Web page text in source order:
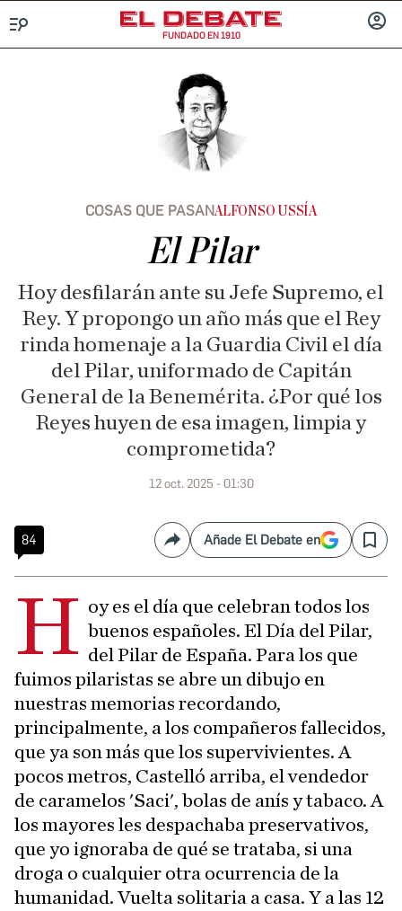
FUNDADO EN 1910
COSAS QUE PASANALFONSO USSÍA
El Pilar
Hoy desfilarán ante su Jefe Supremo, el
Rey. Y propongo un año más que el Rey
rinda homenaje a la Guardia Civil el día
del Pilar, uniformado de Capitán
General de la Benemérita. ¿Por qué los
Reyes huyen de esa imagen, limpia y
comprometida?
12 oct. 2025 - 01:30
84 CompartirAñade El Debate en Save
H oy es el día que celebran todos los
buenos españoles. El Día del Pilar,
del Pilar de España. Para los que
fuimos pilaristas se abre un dibujo en
nuestras memorias recordando,
principalmente, a los compañeros fallecidos,
que ya son más que los supervivientes. A
pocos metros, Castelló arriba, el vendedor
de caramelos 'Saci', bolas de anís y tabaco. A
los mayores les despachaba preservativos,
que yo ignoraba de qué se trataba, si una
droga o cualquier otra ocurrencia de la
humanidad. Vuelta solitaria a casa. Y a las 12